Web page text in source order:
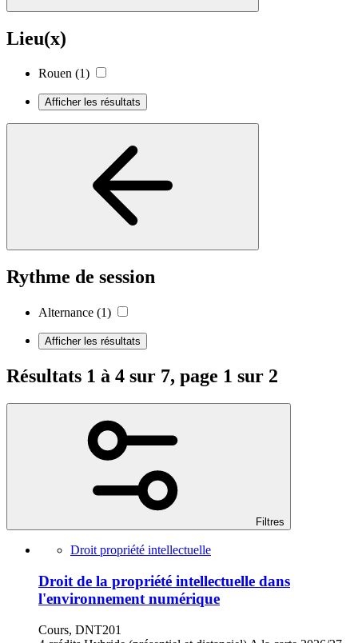
Lieu(x)
Rouen (1)
Afficher les résultats
Rythme de session
Alternance (1)
Afficher les résultats
Résultats 1 à 4 sur 7, page 1 sur 2
Filtres
Droit propriété intellectuelle
Droit de la propriété intellectuelle dans
l'environnement numérique
Cours, DNT201